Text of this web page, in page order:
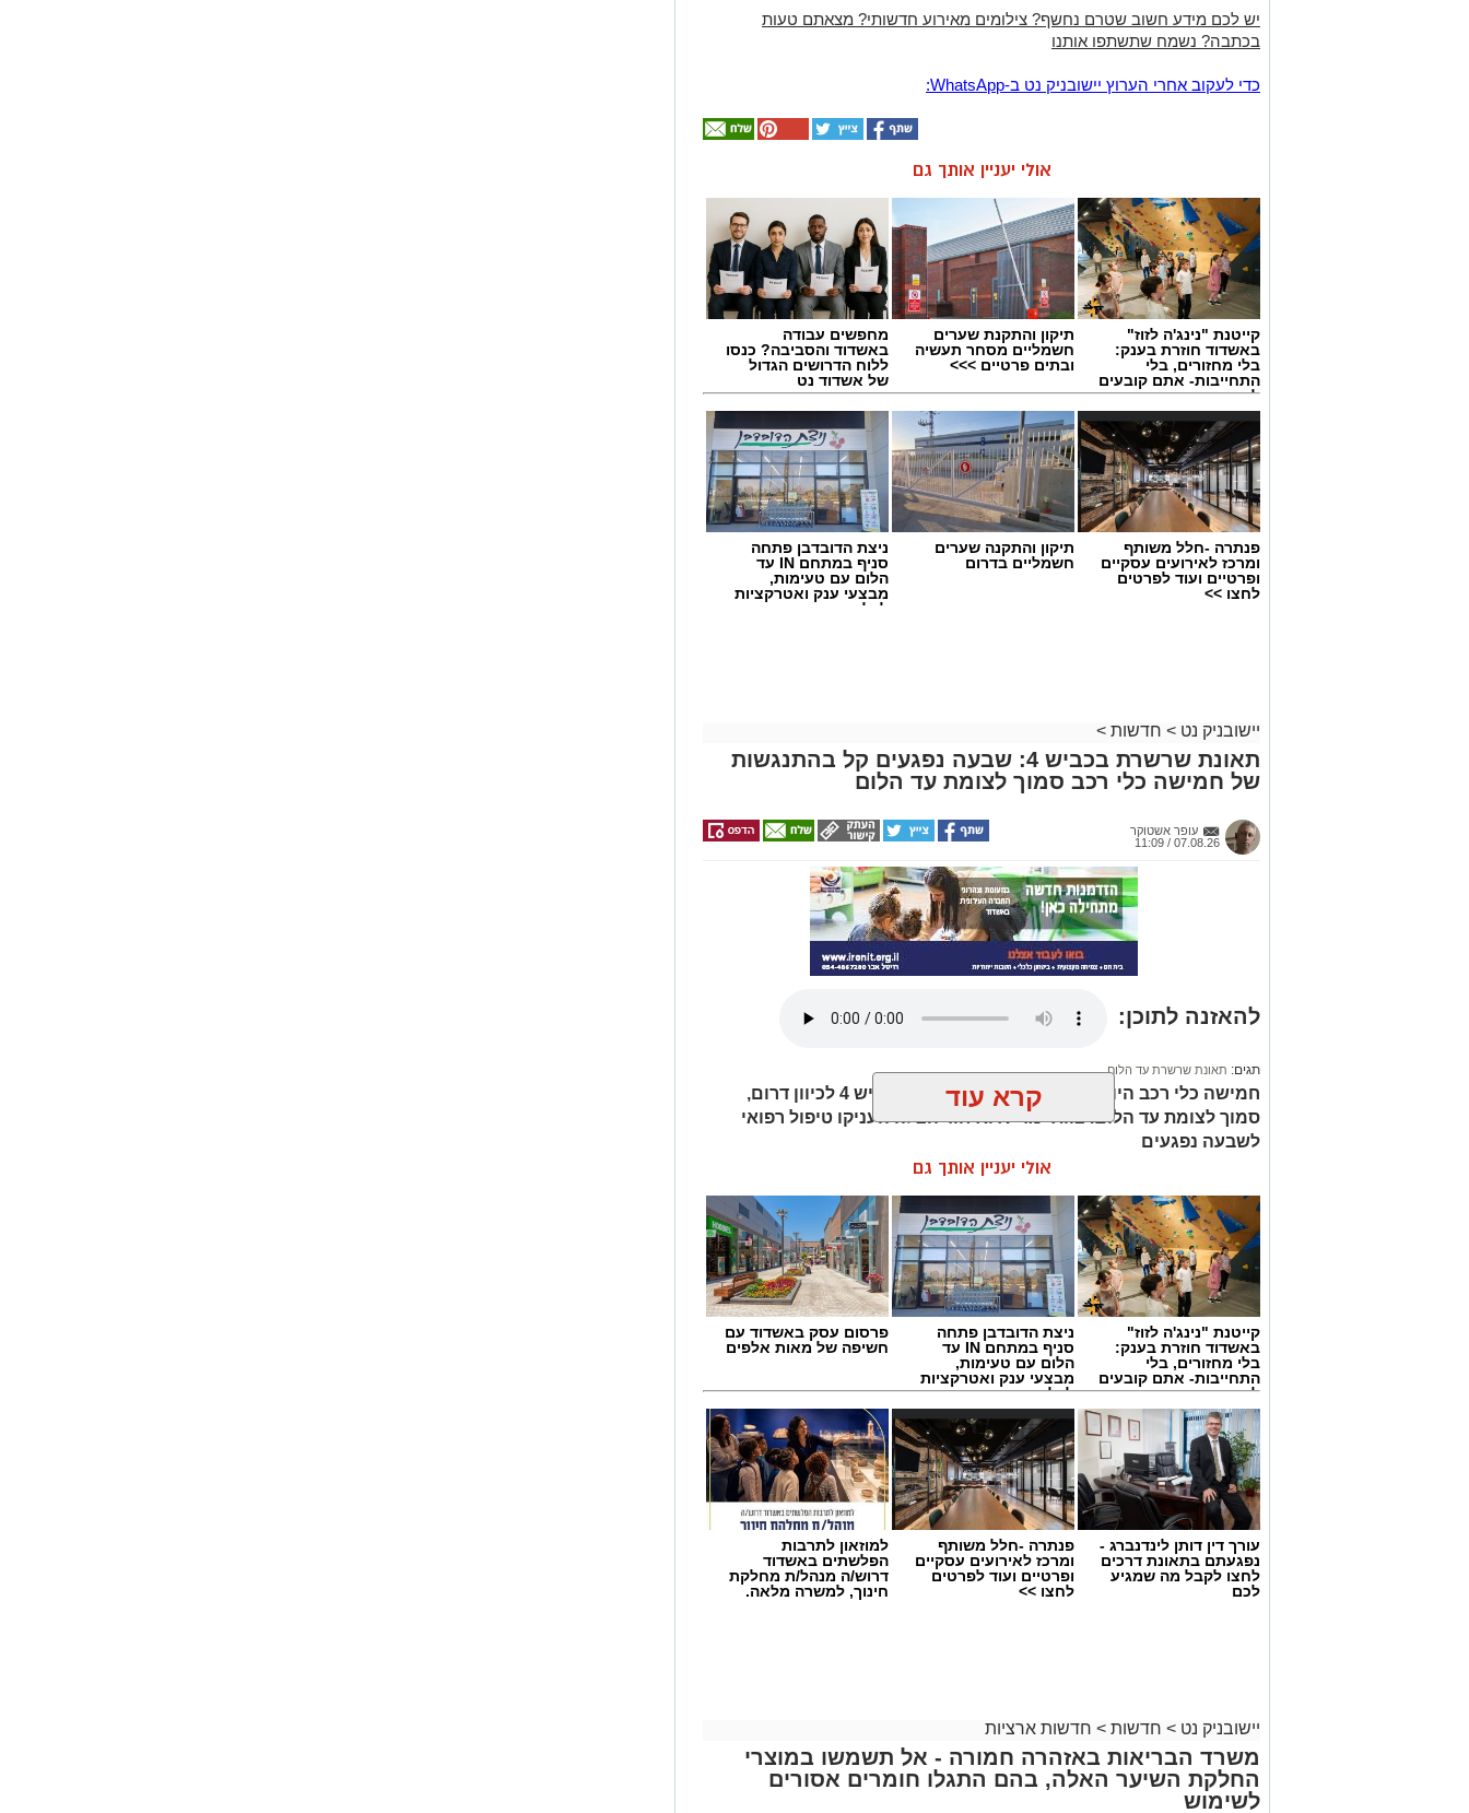
יש לכם מידע חשוב שטרם נחשף? צילומים מאירוע חדשותי? מצאתם טעות
בכתבה? נשמח שתשתפו אותנו
‏כדי לעקוב אחרי הערוץ יישובניק נט ב-WhatsApp:‏‏‏
אולי יעניין אותך גם
קייטנת "נינג'ה לזוז"
באשדוד חוזרת בענק:
בלי מחזורים, בלי
התחייבות- אתם קובעים
לכמה ואיזה ימים
להירשם!
תיקון והתקנת שערים
חשמליים מסחר תעשיה
ובתים פרטיים >>>
מחפשים עבודה
באשדוד והסביבה? כנסו
ללוח הדרושים הגדול
של אשדוד נט
פנתרה -חלל משותף
ומרכז לאירועים עסקיים
ופרטיים ועוד לפרטים
לחצו >>
תיקון והתקנה שערים
חשמליים בדרום
ניצת הדובדבן פתחה
סניף במתחם IN עד
הלום עם טעימות,
מבצעי ענק ואטרקציות
לכל המשפחה
יישובניק נט > חדשות >
תאונת שרשרת בכביש 4: שבעה נפגעים קל בהתנגשות
של חמישה כלי רכב סמוך לצומת עד הלום
עופר אשטוקר
07.08.26 / 11:09
להאזנה לתוכן:
תגים: תאונת שרשרת עד הלום
חמישה כלי רכב היו מעורבים בתאונת שרשרת בכביש 4 לכיוון דרום,
סמוך לצומת עד הלום. צוותי מד”א ואיחוד הצלה העניקו טיפול רפואי
לשבעה נפגעים
צילום: דוברות איחוד הצלה
נפגעים במצב קל. שניים מהפצועים פונו באמבולנס של איחוד הצלה להמשך טיפול
בבית החולים אסותא באשדוד, בעוד יתר הנפגעים טופלו במקום.
בעקבות התאונה נרשמו עומסי תנועה באזור, והנהגים מתבקשים לנסוע בזהירות
קרא עוד
אולי יעניין אותך גם
קייטנת "נינג'ה לזוז"
באשדוד חוזרת בענק:
בלי מחזורים, בלי
התחייבות- אתם קובעים
לכמה ואיזה ימים
להירשם!
ניצת הדובדבן פתחה
סניף במתחם IN עד
הלום עם טעימות,
מבצעי ענק ואטרקציות
לכל המשפחה
פרסום עסק באשדוד עם
חשיפה של מאות אלפים
עורך דין דותן לינדנברג -
נפגעתם בתאונת דרכים
לחצו לקבל מה שמגיע
לכם
פנתרה -חלל משותף
ומרכז לאירועים עסקיים
ופרטיים ועוד לפרטים
לחצו >>
למוזאון לתרבות
הפלשתים באשדוד
דרוש/ה מנהל/ת מחלקת
חינוך, למשרה מלאה.
יישובניק נט > חדשות > חדשות ארציות
משרד הבריאות באזהרה חמורה - אל תשמשו במוצרי
החלקת השיער האלה, בהם התגלו חומרים אסורים
לשימוש